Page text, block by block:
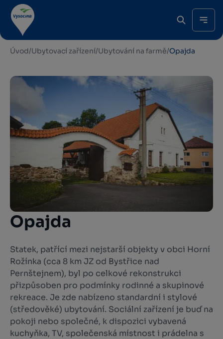
Úvod/Ubytovací zařízení/Ubytování na farmě/Opajda
Opajda
Statek, patřící mezi nejstarší objekty v obci Horní
Rožínka (cca 8 km JZ od Bystřice nad
Pernštejnem), byl po celkové rekonstrukci
přizpůsoben pro podmínky rodinné a skupinové
rekreace. Je zde nabízeno standardní i stylové
(středověké) ubytování. Sociální zařízení je buď na
pokoji nebo společné, k dispozici vybavená
kuchyňka, TV, společenská místnost i prádelna s